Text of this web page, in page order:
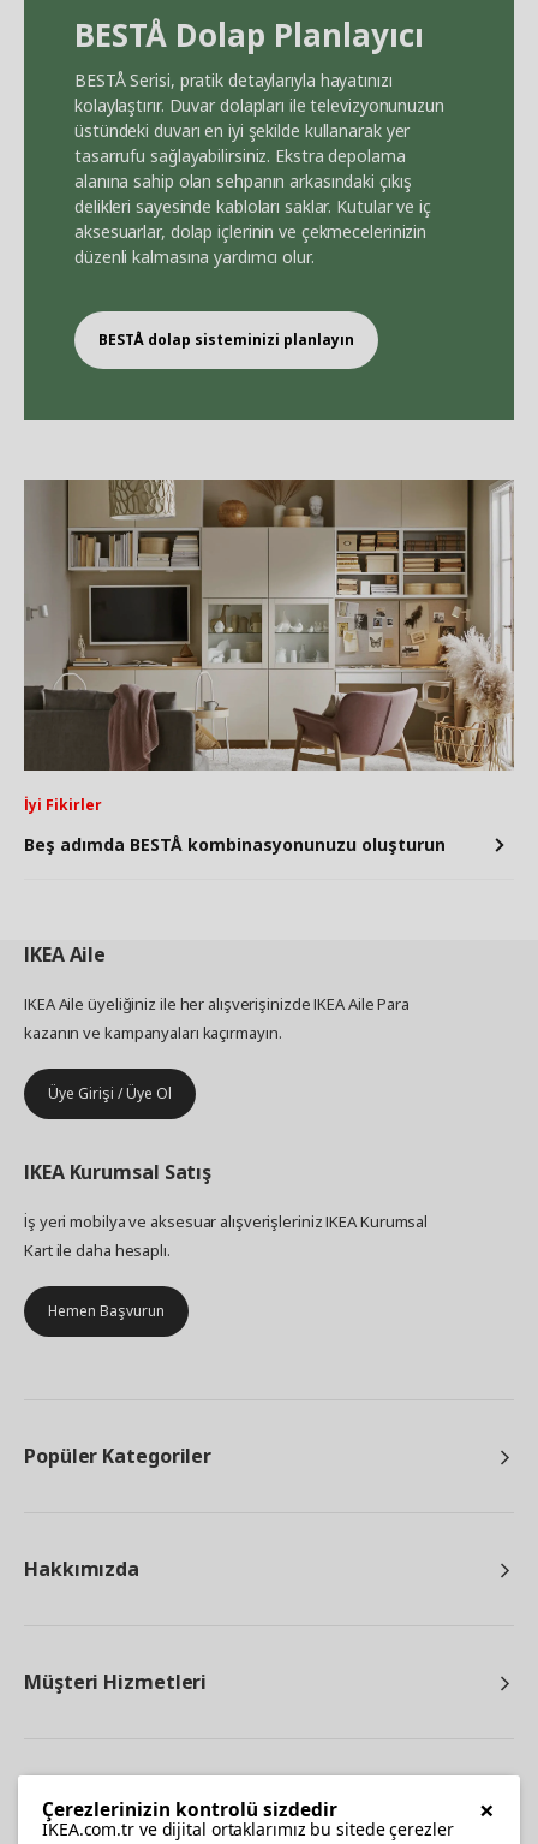
BESTÅ Dolap Planlayıcı
BESTÅSerisi, pratik detaylarıyla hayatınızı
kolaylaştırır. Duvar dolapları ile televizyonunuzun
üstündeki duvarı en iyi şekilde kullanarak yer
tasarrufu sağlayabilirsiniz. Ekstra depolama
alanına sahip olan sehpanın arkasındaki çıkış
delikleri sayesinde kabloları saklar. Kutular ve iç
aksesuarlar, dolap içlerinin ve çekmecelerinizin
düzenli kalmasına yardımcı olur.
BESTÅ dolap sisteminizi planlayın
İyi Fikirler
Beş adımda BESTÅ kombinasyonunuzu oluşturun
IKEAAile
IKEA Aile üyeliğiniz ile her alışverişinizde IKEA Aile Para
kazanın ve kampanyaları kaçırmayın.
Üye Girişi / Üye Ol
IKEA Kurumsal Satış
İş yeri mobilya ve aksesuar alışverişleriniz IKEA Kurumsal
Kart ile daha hesaplı.
Hemen Başvurun
Popüler Kategoriler
Hakkımızda
Müşteri Hizmetleri
×
Çerezlerinizin kontrolü sizdedir
IKEA.com.tr ve dijital ortaklarımız bu sitede çerezler